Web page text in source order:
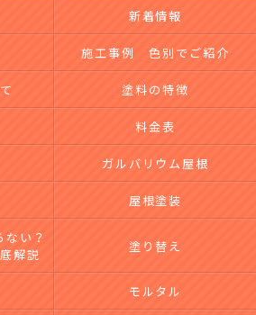
新着情報
施工事例 色別でご紹介
塗料の特徴
料金表
ガルバリウム屋根
屋根塗装
い？
解説
塗り替え
モルタル